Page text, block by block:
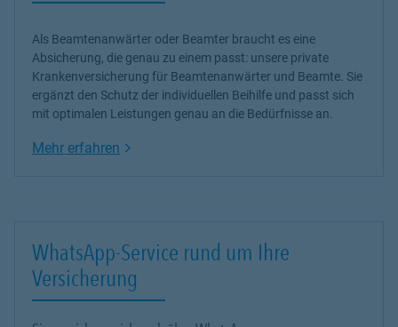
Als Beamtenanwärter oder Beamter braucht es eine
Absicherung, die genau zu einem passt: unsere private
Krankenversicherung für Beamtenanwärter und Beamte. Sie
ergänzt den Schutz der individuellen Beihilfe und passt sich
mit optimalen Leistungen genau an die Bedürfnisse an.
Mehr erfahren Link Opens in New Tab
WhatsApp-Service rund um Ihre
Versicherung